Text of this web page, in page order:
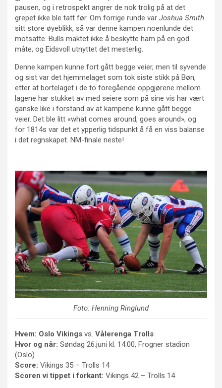
pausen, og i retrospekt angrer de nok trolig på at det
grepet ikke ble tatt før. Om forrige runde var Joshua Smith
sitt store øyeblikk, så var denne kampen noenlunde det
motsatte. Bulls maktet ikke å beskytte ham på en god
måte, og Eidsvoll utnyttet det mesterlig.
Denne kampen kunne fort gått begge veier, men til syvende
og sist var det hjemmelaget som tok siste stikk på Bøn,
etter at bortelaget i de to foregående oppgjørene mellom
lagene har stukket av med seiere som på sine vis har vært
ganske like i forstand av at kampene kunne gått begge
veier. Det ble litt «what comes around, goes around», og
for 1814s var det et ypperlig tidspunkt å få en viss balanse
i det regnskapet. NM-finale neste!
Foto: Henning Ringlund
Hvem: Oslo Vikings vs. Vålerenga Trolls
Hvor og når: Søndag 26.juni kl. 14:00, Frogner stadion
(Oslo)
Score: Vikings 35 – Trolls 14
Scoren vi tippet i forkant: Vikings 42 – Trolls 14